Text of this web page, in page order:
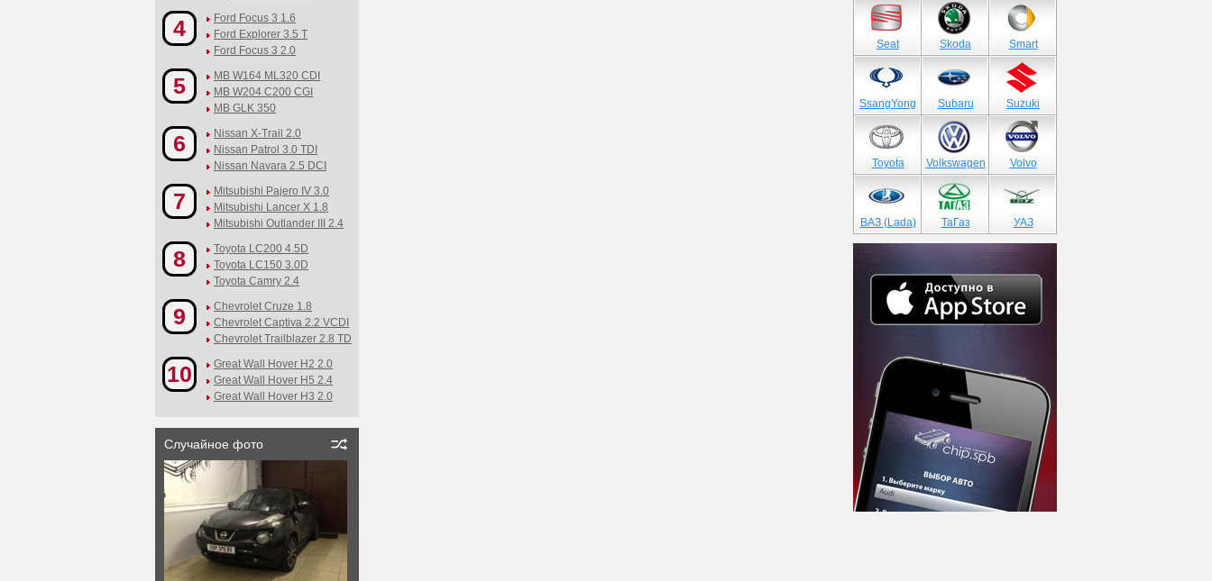
4
Ford Focus 3 1.6
Ford Explorer 3.5 T
Ford Focus 3 2.0
5
MB W164 ML320 CDI
MB W204 C200 CGI
MB GLK 350
6
Nissan X-Trail 2.0
Nissan Patrol 3.0 TDI
Nissan Navara 2.5 DCI
7
Mitsubishi Pajero IV 3.0
Mitsubishi Lancer X 1.8
Mitsubishi Outlander III 2.4
8
Toyota LC200 4.5D
Toyota LC150 3.0D
Toyota Camry 2.4
9
Chevrolet Cruze 1.8
Chevrolet Captiva 2.2 VCDI
Chevrolet Trailblazer 2.8 TD
10
Great Wall Hover H2 2.0
Great Wall Hover H5 2.4
Great Wall Hover H3 2.0
Случайное фото
Seat Skoda Smart
SsangYong Subaru Suzuki
Toyota Volkswagen Volvo
ВАЗ (Lada) ТаГаз УАЗ